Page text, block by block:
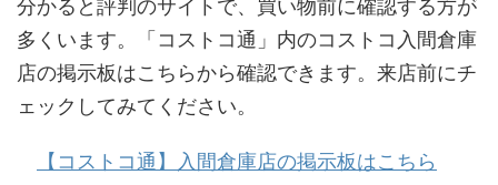
分かると評判のサイトで、買い物前に確認する方が
多くいます。「コストコ通」内のコストコ入間倉庫
店の掲示板はこちらから確認できます。来店前にチ
ェックしてみてください。
【コストコ通】入間倉庫店の掲示板はこちら